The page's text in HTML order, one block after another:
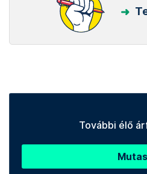
További élő